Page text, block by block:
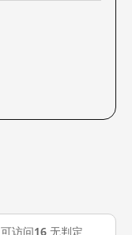
可访问16 无判定